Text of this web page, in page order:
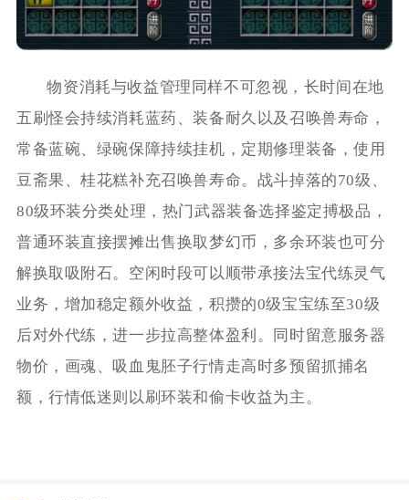
物资消耗与收益管理同样不可忽视，长时间在地
五刷怪会持续消耗蓝药、装备耐久以及召唤兽寿命，
常备蓝碗、绿碗保障持续挂机，定期修理装备，使用
豆斋果、桂花糕补充召唤兽寿命。战斗掉落的70级、
80级环装分类处理，热门武器装备选择鉴定搏极品，
普通环装直接摆摊出售换取梦幻币，多余环装也可分
解换取吸附石。空闲时段可以顺带承接法宝代练灵气
业务，增加稳定额外收益，积攒的0级宝宝练至30级
后对外代练，进一步拉高整体盈利。同时留意服务器
物价，画魂、吸血鬼胚子行情走高时多预留抓捕名
额，行情低迷则以刷环装和偷卡收益为主。